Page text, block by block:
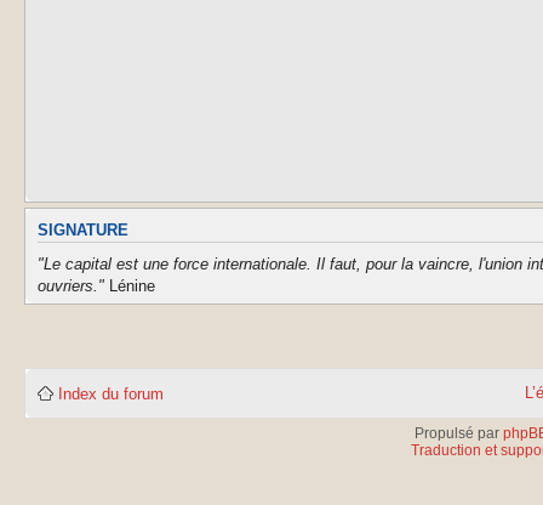
SIGNATURE
"Le capital est une force internationale. Il faut, pour la vaincre, l'union
ouvriers." Lénine
Index du forum
Propulsé par
Traduction et